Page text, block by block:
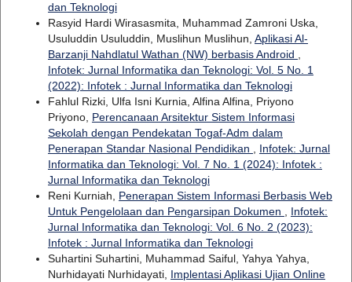
dan Teknologi
Rasyid Hardi Wirasasmita, Muhammad Zamroni Uska,
Usuluddin Usuluddin, Muslihun Muslihun, Aplikasi Al-
Barzanji Nahdlatul Wathan (NW) berbasis Android
Infotek: Jurnal Informatika dan Teknologi: Vol. 5 No. 1
(2022): Infotek : Jurnal Informatika dan Teknologi
Fahlul Rizki, Ulfa Isni Kurnia, Alfina Alfina, Priyono
Priyono, Perencanaan Arsitektur Sistem Informasi
Sekolah dengan Pendekatan Togaf-Adm dalam
Penerapan Standar Nasional Pendidikan
Infotek: Jurnal
Informatika dan Teknologi: Vol. 7 No. 1 (2024): Infotek :
Jurnal Informatika dan Teknologi
Reni Kurniah, Penerapan Sistem Informasi Berbasis Web
Untuk Pengelolaan dan Pengarsipan Dokumen
Infotek:
Jurnal Informatika dan Teknologi: Vol. 6 No. 2 (2023):
Infotek : Jurnal Informatika dan Teknologi
Suhartini Suhartini, Muhammad Saiful, Yahya Yahya,
Nurhidayati Nurhidayati, Implentasi Aplikasi Ujian Online